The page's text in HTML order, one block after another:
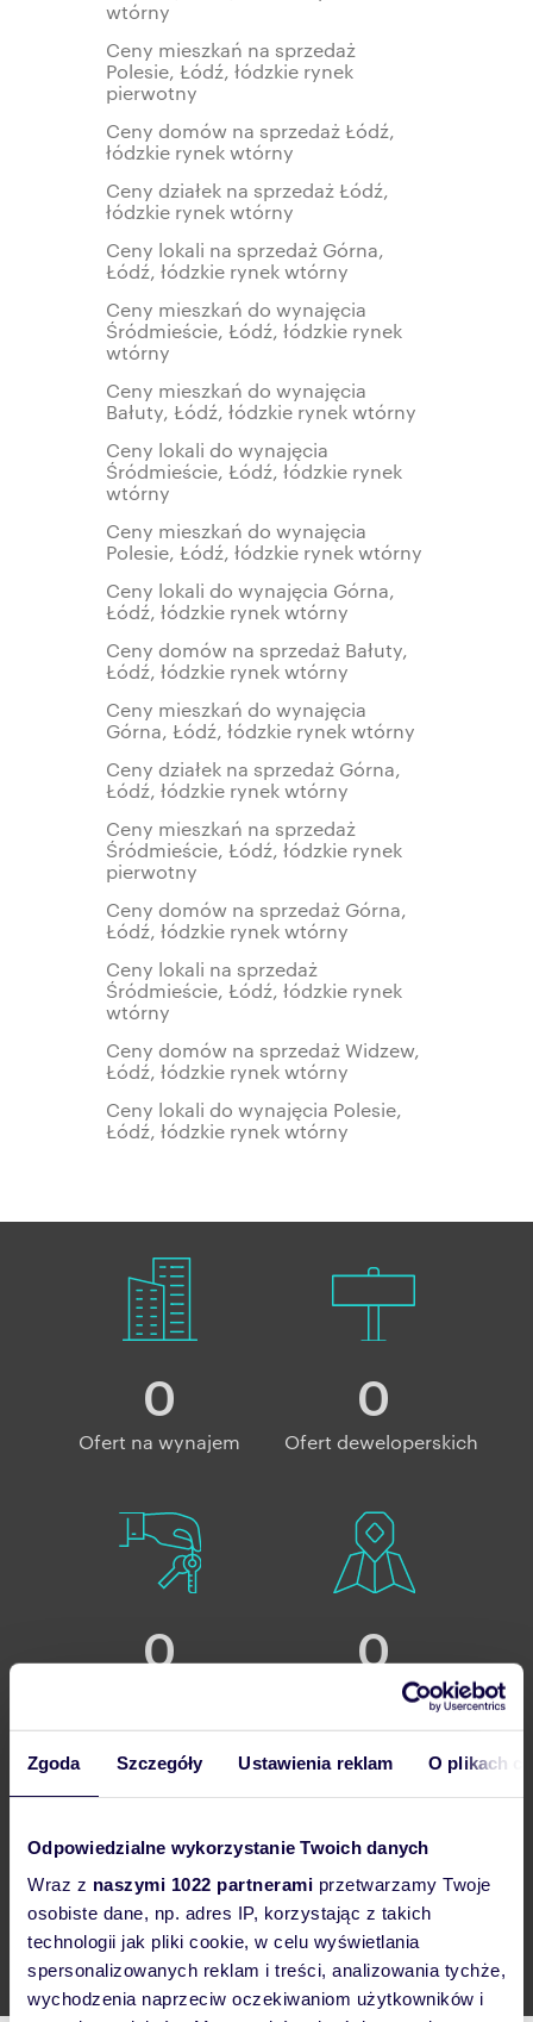
Zgoda Szczegóły Ustawienia reklam O plikach
Odpowiedzialne wykorzystanie Twoich danych
Wraz z naszymi 1022 partnerami przetwarzamy Twoje
osobiste dane, np. adres IP, korzystając z takich
technologii jak pliki cookie, w celu wyświetlania
spersonalizowanych reklam i treści, analizowania tychże,
wychodzenia naprzeciw oczekiwaniom użytkowników i
wtórny
Ceny mieszkań na sprzedaż
Polesie, Łódź, łódzkie rynek
pierwotny
Ceny domów na sprzedaż Łódź,
łódzkie rynek wtórny
Ceny działek na sprzedaż Łódź,
łódzkie rynek wtórny
Ceny lokali na sprzedaż Górna,
Łódź, łódzkie rynek wtórny
Ceny mieszkań do wynajęcia
Śródmieście, Łódź, łódzkie rynek
wtórny
Ceny mieszkań do wynajęcia
Bałuty, Łódź, łódzkie rynek wtórny
Ceny lokali do wynajęcia
Śródmieście, Łódź, łódzkie rynek
wtórny
Ceny mieszkań do wynajęcia
Polesie, Łódź, łódzkie rynek wtórny
Ceny lokali do wynajęcia Górna,
Łódź, łódzkie rynek wtórny
Ceny domów na sprzedaż Bałuty,
Łódź, łódzkie rynek wtórny
Ceny mieszkań do wynajęcia
Górna, Łódź, łódzkie rynek wtórny
Ceny działek na sprzedaż Górna,
Łódź, łódzkie rynek wtórny
Ceny mieszkań na sprzedaż
Śródmieście, Łódź, łódzkie rynek
pierwotny
Ceny domów na sprzedaż Górna,
Łódź, łódzkie rynek wtórny
Ceny lokali na sprzedaż
Śródmieście, Łódź, łódzkie rynek
wtórny
Ceny domów na sprzedaż Widzew,
Łódź, łódzkie rynek wtórny
Ceny lokali do wynajęcia Polesie,
Łódź, łódzkie rynek wtórny
0
Ofert na wynajem
0
Ofert deweloperskich
0 0
Ofert na wyłączność
0
Obniżonych ofert